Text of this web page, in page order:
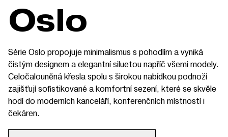
Oslo
Série Oslo propojuje minimalismus s pohodlím a vyniká
čistým designem a elegantní siluetou napříč všemi modely.
Celočalouněná křesla spolu s širokou nabídkou podnoží
zajišťují sofistikované a komfortní sezení, které se skvěle
hodí do moderních kanceláří, konferenčních místností i
čekáren.